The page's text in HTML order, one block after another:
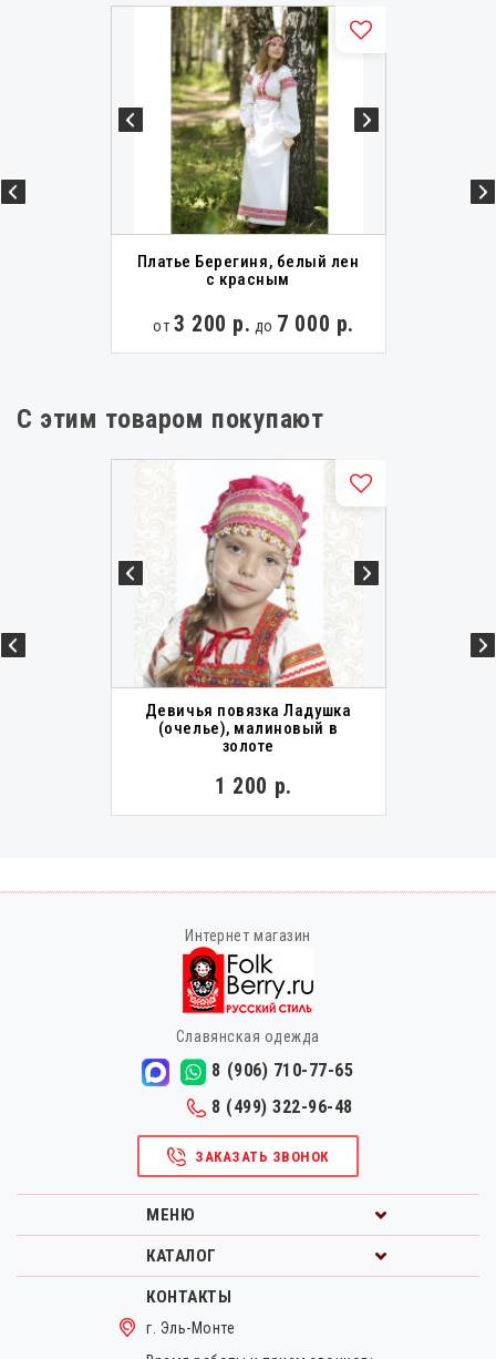
Славянская одежда женская
Длинные русские народные платья
Славянские платья из льна
Славянские платья для девочки
Платье Берегиня, белый лен
с красным
от 3 200 р. до 7 000 р.
С этим товаром покупают
Девичья повязка Ладушка
(очелье), малиновый в
золоте
1 200 р.
Интернет магазин
Славянская одежда
8 (906) 710-77-65
8 (499) 322-96-48
ЗАКАЗАТЬ ЗВОНОК
МЕНЮ
КАТАЛОГ
КОНТАКТЫ
г. Эль-Монте